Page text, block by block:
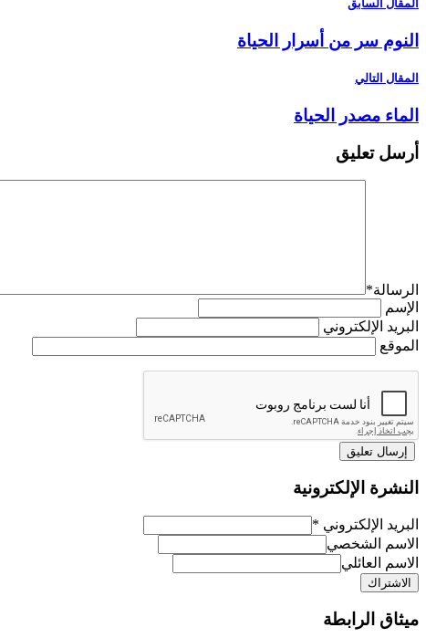
المقال السابق
النوم سر من أسرار الحياة
المقال التالي
الماء مصدر الحياة
أرسل تعليق
الرسالة*
الإسم
البريد الإلكتروني
الموقع
النشرة الإلكترونية
البريد الإلكتروني *
الاسم الشخصي
الاسم العائلي
ميثاق الرابطة